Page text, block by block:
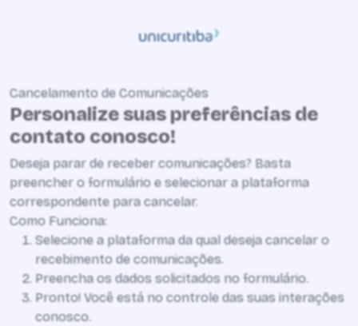
Cancelamento de Comunicações
Personalize suas preferências de
contato conosco!
Deseja parar de receber comunicações? Basta
preencher o formulário e selecionar a plataforma
correspondente para cancelar.
Como Funciona:
Selecione a plataforma da qual deseja cancelar o
recebimento de comunicações.
Preencha os dados solicitados no formulário.
Pronto! Você está no controle das suas interações
conosco.